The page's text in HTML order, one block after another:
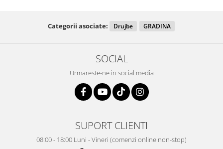
Categorii asociate: Drujbe GRADINA
SOCIAL
Urmareste-ne in social media
SUPORT CLIENTI
08:00 - 18:00 Luni - Vineri (comenzi online non-stop)